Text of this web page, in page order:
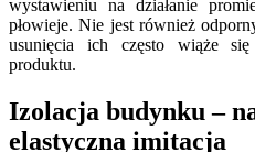
wystawieniu na działanie
płowieje. Nie jest również
usunięcia ich często wiąże się
produktu.
Izolacja budynku –
elastyczna imitacja